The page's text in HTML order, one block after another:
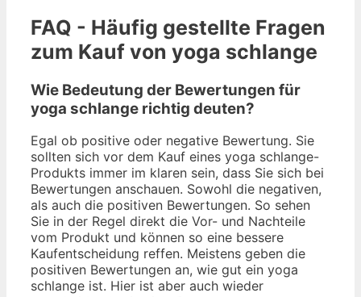
FAQ - Häufig gestellte Fragen
zum Kauf von yoga schlange
Wie Bedeutung der Bewertungen für
yoga schlange richtig deuten?
Egal ob positive oder negative Bewertung. Sie
sollten sich vor dem Kauf eines yoga schlange-
Produkts immer im klaren sein, dass Sie sich bei
Bewertungen anschauen. Sowohl die negativen,
als auch die positiven Bewertungen. So sehen
Sie in der Regel direkt die Vor- und Nachteile
vom Produkt und können so eine bessere
Kaufentscheidung reffen. Meistens geben die
positiven Bewertungen an, wie gut ein yoga
schlange ist. Hier ist aber auch wieder